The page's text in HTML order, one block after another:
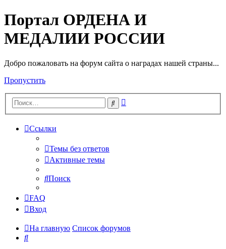
Портал ОРДЕНА И
МЕДАЛИИ РОССИИ
Добро пожаловать на форум сайта о наградах нашей страны...
Пропустить
Поиск
Ссылки
Темы без ответов
Активные темы
Поиск
FAQ
Вход
На главную Список форумов
Поиск